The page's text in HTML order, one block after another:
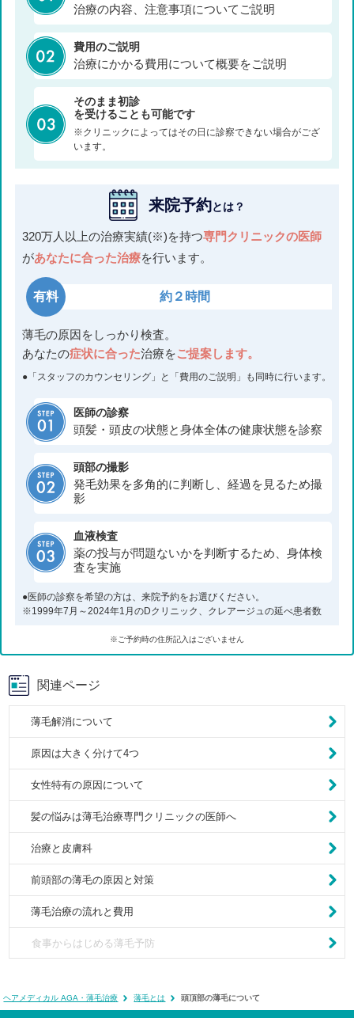
治療の内容、注意事項についてご説明
費用のご説明
治療にかかる費用について概要をご説明
そのまま初診
を受けることも可能です
※クリニックによってはその日に診察できない場合がござ
います。
来院予約とは？
320万人以上の治療実績(※)を持つ専門クリニックの医師
があなたに合った治療を行います。
有料 約２時間
薄毛の原因をしっかり検査。
あなたの症状に合った治療をご提案します。
●「スタッフのカウンセリング」と「費用のご説明」も同時に行います。
医師の診察
頭髪・頭皮の状態と身体全体の健康状態を診察
頭部の撮影
発毛効果を多角的に判断し、経過を見るため撮
影
血液検査
薬の投与が問題ないかを判断するため、身体検
査を実施
●医師の診察を希望の方は、来院予約をお選びください。
※1999年7月～2024年1月のDクリニック、クレアージュの延べ患者数
※ご予約時の住所記入はございません
関連ページ
薄毛解消について
原因は大きく分けて4つ
女性特有の原因について
髪の悩みは薄毛治療専門クリニックの医師へ
治療と皮膚科
前頭部の薄毛の原因と対策
薄毛治療の流れと費用
食事からはじめる薄毛予防
ヘアメディカル AGA・薄毛治療 薄毛とは 頭頂部の薄毛について